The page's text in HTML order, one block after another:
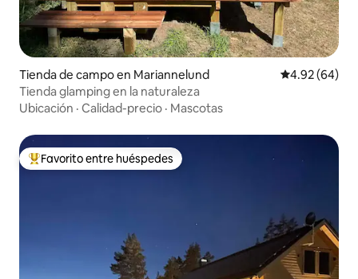
Tienda de campo en Mariannelund Calificación
4.92 (64)
Tienda glamping en la naturaleza
Ubicación · Calidad-precio · Mascotas
Favorito entre huéspedes preferido
Favorito entre huéspedes